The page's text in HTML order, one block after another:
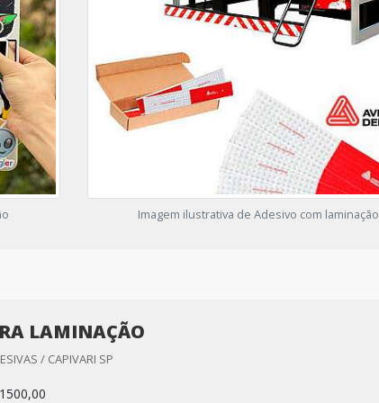
Imagem ilustrativa de Adesivo com laminação
LAMINAÇÃO
/ CAPIVARI SP